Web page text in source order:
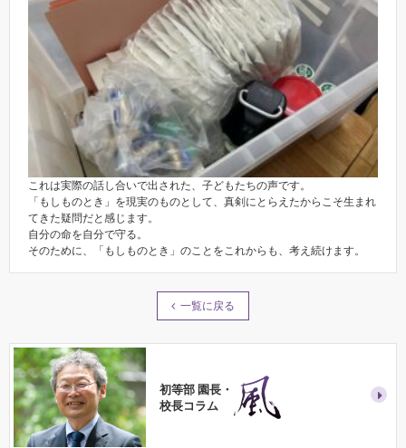
これは実際の話し合いで出された、子どもたちの声です。
「もしものとき」を現実のものとして、真剣にとらえたからこそ生まれ
てきた疑問だと感じます。
自分の命を自分で守る。
そのために、「もしものとき」のことをこれからも、考え続けます。
一覧に戻る
初等部 園長・
校長コラム